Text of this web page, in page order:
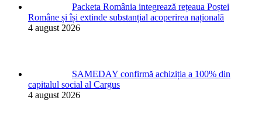
Packeta România integrează rețeaua Poștei
Române și își extinde substanțial acoperirea națională
4 august 2026
SAMEDAY confirmă achiziția a 100% din
capitalul social al Cargus
4 august 2026